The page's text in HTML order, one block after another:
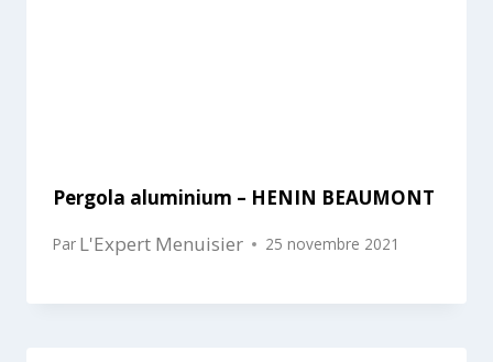
Pergola aluminium – HENIN BEAUMONT
Par L'Expert Menuisier 25 novembre 2021